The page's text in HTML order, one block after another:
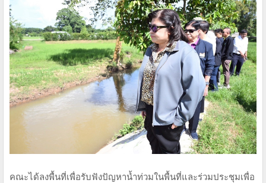
คณะได้ลงพื้นที่เพื่อรับฟังปัญหาน้ำท่วมในพื้นที่และร่วมประชุมเพื่อ